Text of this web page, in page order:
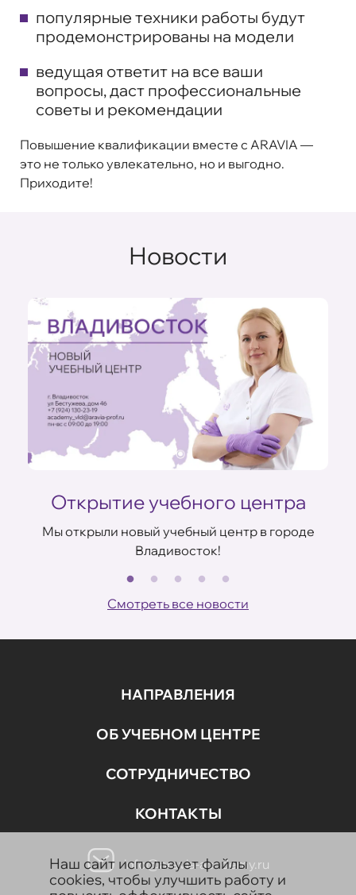
популярные техники работы будут
продемонстрированы на модели
ведущая ответит на все ваши
вопросы, даст профессиональные
советы и рекомендации
Повышение квалификации вместе с ARAVIA —
это не только увлекательно, но и выгодно.
Приходите!
Новости
Открытие учебного центра
Мы открыли новый учебный центр в городе
Владивосток!
Смотреть все новости
НАПРАВЛЕНИЯ
ОБ УЧЕБНОМ ЦЕНТРЕ
СОТРУДНИЧЕСТВО
КОНТАКТЫ
info@aravia-academy.ru
Наш сайт использует файлы
cookies, чтобы улучшить работу и